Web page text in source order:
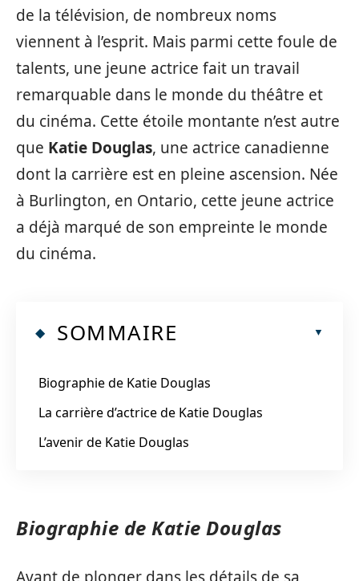
de la télévision, de nombreux noms
viennent à l’esprit. Mais parmi cette foule de
talents, une jeune actrice fait un travail
remarquable dans le monde du théâtre et
du cinéma. Cette étoile montante n’est autre
que Katie Douglas, une actrice canadienne
dont la carrière est en pleine ascension. Née
à Burlington, en Ontario, cette jeune actrice
a déjà marqué de son empreinte le monde
du cinéma.
SOMMAIRE
Biographie de Katie Douglas
La carrière d’actrice de Katie Douglas
L’avenir de Katie Douglas
Biographie de Katie Douglas
Avant de plonger dans les détails de sa